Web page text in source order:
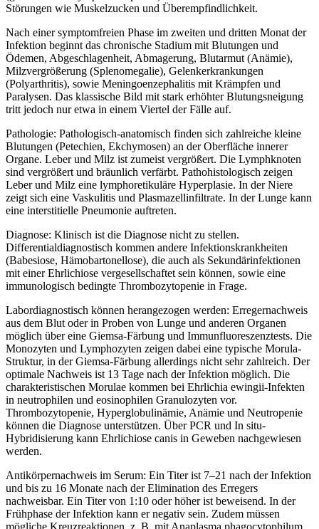
Störungen wie Muskelzucken und Überempfindlichkeit.
Nach einer symptomfreien Phase im zweiten und dritten Monat der
Infektion beginnt das chronische Stadium mit Blutungen und
Ödemen, Abgeschlagenheit, Abmagerung, Blutarmut (Anämie),
Milzvergrößerung (Splenomegalie), Gelenkerkrankungen
(Polyarthritis), sowie Meningoenzephalitis mit Krämpfen und
Paralysen. Das klassische Bild mit stark erhöhter Blutungsneigung
tritt jedoch nur etwa in einem Viertel der Fälle auf.
Pathologie: Pathologisch-anatomisch finden sich zahlreiche kleine
Blutungen (Petechien, Ekchymosen) an der Oberfläche innerer
Organe. Leber und Milz ist zumeist vergrößert. Die Lymphknoten
sind vergrößert und bräunlich verfärbt. Pathohistologisch zeigen
Leber und Milz eine lymphoretikuläre Hyperplasie. In der Niere
zeigt sich eine Vaskulitis und Plasmazellinfiltrate. In der Lunge kann
eine interstitielle Pneumonie auftreten.
Diagnose: Klinisch ist die Diagnose nicht zu stellen.
Differentialdiagnostisch kommen andere Infektionskrankheiten
(Babesiose, Hämobartonellose), die auch als Sekundärinfektionen
mit einer Ehrlichiose vergesellschaftet sein können, sowie eine
immunologisch bedingte Thrombozytopenie in Frage.
Labordiagnostisch können herangezogen werden: Erregernachweis
aus dem Blut oder in Proben von Lunge und anderen Organen
möglich über eine Giemsa-Färbung und Immunfluoreszenztests. Die
Monozyten und Lymphozyten zeigen dabei eine typische Morula-
Struktur, in der Giemsa-Färbung allerdings nicht sehr zahlreich. Der
optimale Nachweis ist 13 Tage nach der Infektion möglich. Die
charakteristischen Morulae kommen bei Ehrlichia ewingii-Infekten
in neutrophilen und eosinophilen Granulozyten vor.
Thrombozytopenie, Hyperglobulinämie, Anämie und Neutropenie
können die Diagnose unterstützen. Über PCR und In situ-
Hybridisierung kann Ehrlichiose canis in Geweben nachgewiesen
werden.
Antikörpernachweis im Serum: Ein Titer ist 7–21 nach der Infektion
und bis zu 16 Monate nach der Elimination des Erregers
nachweisbar. Ein Titer von 1:10 oder höher ist beweisend. In der
Frühphase der Infektion kann er negativ sein. Zudem müssen
mögliche Kreuzreaktionen, z. B. mit Anaplasma phagocytophilum